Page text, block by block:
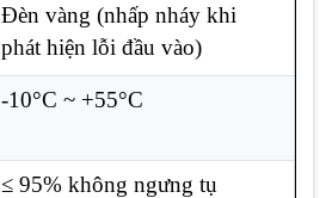
Đèn vàng (nhấp nháy khi
phát hiện lỗi đầu vào)
-10°C ~ +55°C
≤ 95% không ngưng tụ